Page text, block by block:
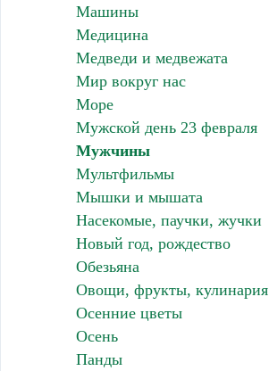
Машины
Медицина
Медведи и медвежата
Мир вокруг нас
Море
Мужской день 23 февраля
Мужчины
Мультфильмы
Мышки и мышата
Насекомые, паучки, жучки
Новый год, рождество
Обезьяна
Овощи, фрукты, кулинария
Осенние цветы
Осень
Панды